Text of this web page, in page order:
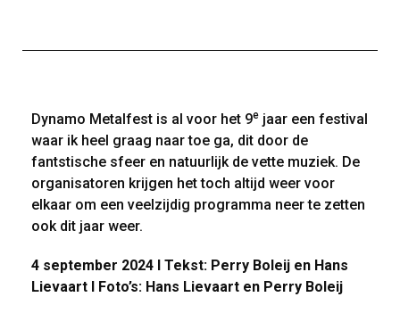
Dynamo Metalfest is al voor het 9e jaar een festival
waar ik heel graag naar toe ga, dit door de
fantstische sfeer en natuurlijk de vette muziek. De
organisatoren krijgen het toch altijd weer voor
elkaar om een veelzijdig programma neer te zetten
ook dit jaar weer.
4 september 2024 I Tekst: Perry Boleij en Hans
Lievaart I Foto’s: Hans Lievaart en Perry Boleij